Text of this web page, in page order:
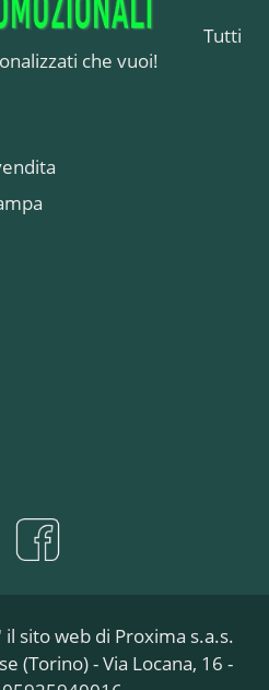
Tutti
che vuoi!
sito web di Proxima s.a.s.
(Torino) - Via Locana, 16 -